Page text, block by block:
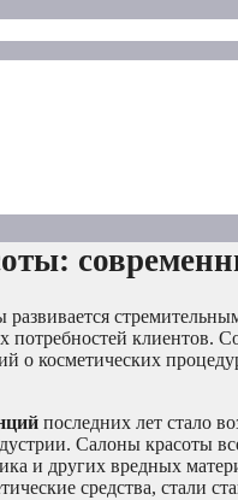
потребностей клиентов.
о косметических
последних лет стало
Салоны красоты
и других вредных
средства, стали